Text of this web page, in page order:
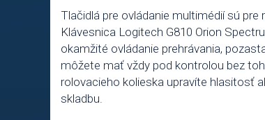
Tlačidlá pre ovládanie multimédií sú pre
Klávesnica Logitech G810 Orion
okamžité ovládanie prehrávania,
môžete mať vždy pod kontrolou bez
rolovacieho kolieska upravíte hlasitosť
skladbu.